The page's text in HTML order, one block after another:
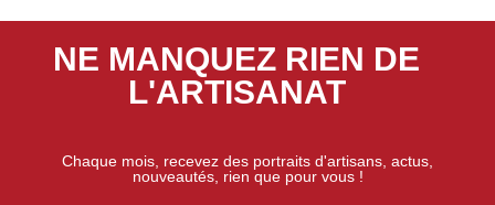
NE MANQUEZ RIEN DE
L'ARTISANAT
Chaque mois, recevez des portraits d'artisans, actus,
nouveautés, rien que pour vous !